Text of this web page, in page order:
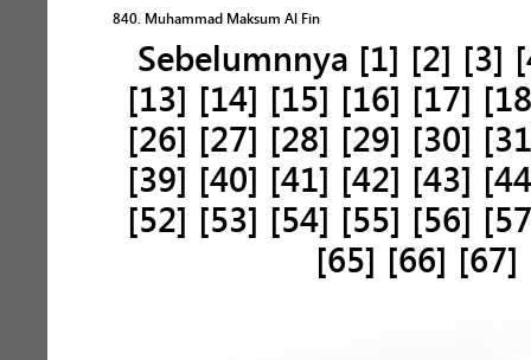
840. Muhammad Maksum Al Fin
Sebelumnnya [1] [2] [3]
[13] [14] [15] [16] [17]
[26] [27] [28] [29] [30]
[39] [40] [41] [42] [43]
[52] [53] [54] [55] [56]
[65] [66] [67]